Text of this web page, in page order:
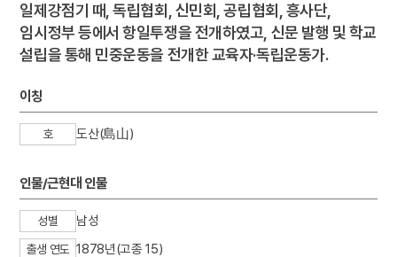
일제강점기 때, 독립협회, 신민회, 공립협회, 흥사단,
임시정부 등에서 항일투쟁을 전개하였고, 신문 발행 및 학교
설립을 통해 민중운동을 전개한 교육자·독립운동가.
이칭
호 도산(島山)
인물/근현대 인물
성별 남성
출생 연도 1878년(고종 15)